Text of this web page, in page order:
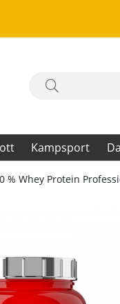
Kampsport
% Whey Protein